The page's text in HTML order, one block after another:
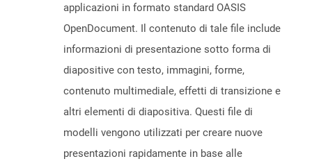
applicazioni in formato standard OASIS
OpenDocument. Il contenuto di tale file include
informazioni di presentazione sotto forma di
diapositive con testo, immagini, forme,
contenuto multimediale, effetti di transizione e
altri elementi di diapositiva. Questi file di
modelli vengono utilizzati per creare nuove
presentazioni rapidamente in base alle